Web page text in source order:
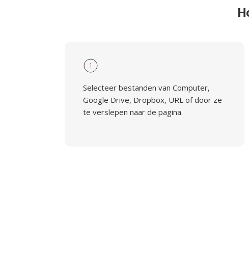
1
Selecteer bestanden van Computer,
Google Drive, Dropbox, URL of door ze
te verslepen naar de pagina.